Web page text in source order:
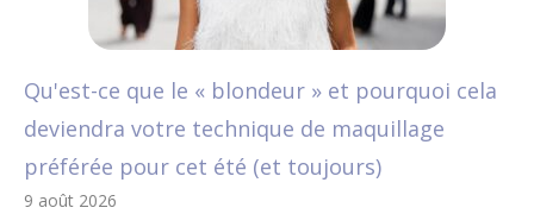
Qu'est-ce que le « blondeur » et pourquoi cela
deviendra votre technique de maquillage
préférée pour cet été (et toujours)
9 août 2026